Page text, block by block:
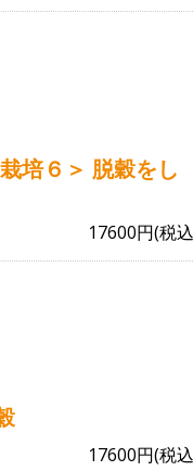
培６＞ 脱穀をし
17600円(税
17600円(税